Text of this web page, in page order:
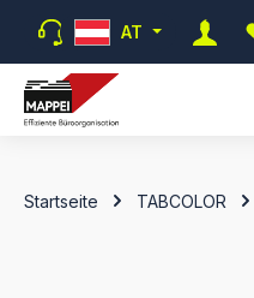
Zum Hauptinhalt springen
AT
Startseite TABCOLOR